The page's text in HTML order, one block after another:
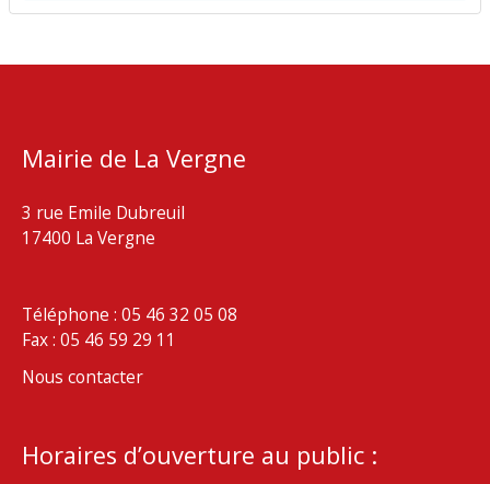
Mairie de La Vergne
3 rue Emile Dubreuil
17400 La Vergne
Téléphone : 05 46 32 05 08
Fax : 05 46 59 29 11
Nous contacter
Horaires d’ouverture au public :